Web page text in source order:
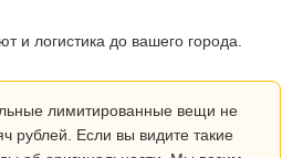
и логистика до вашего города.
лимитированные вещи не
рублей. Если вы видите такие